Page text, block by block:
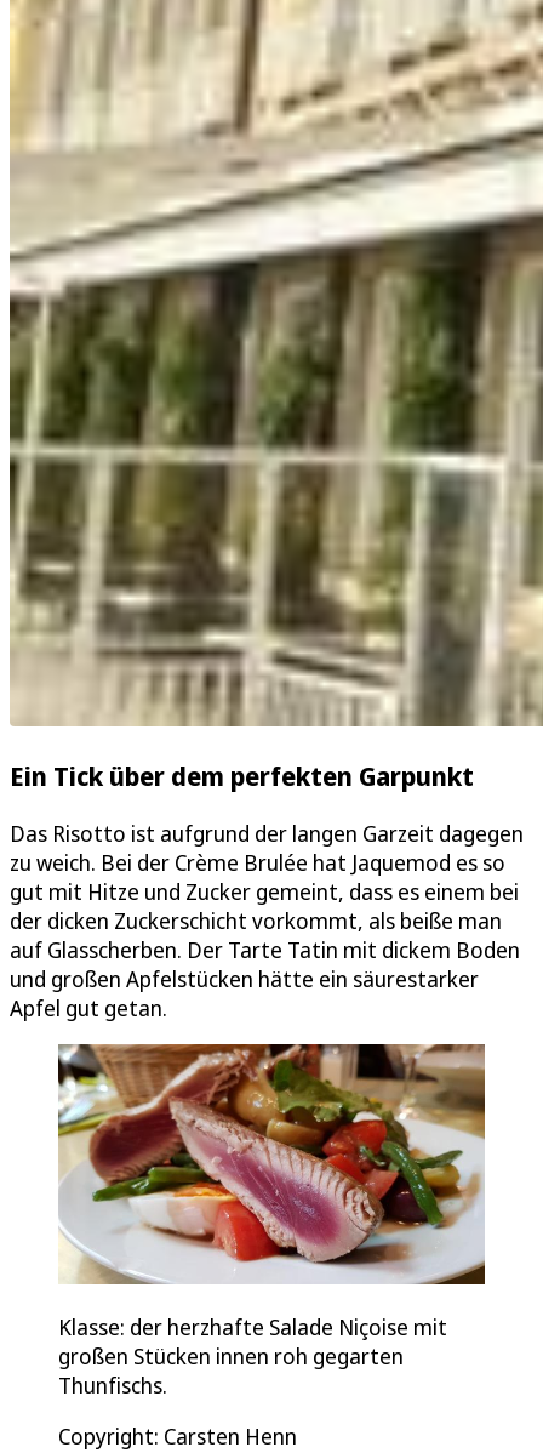
Ein Tick über dem perfekten Garpunkt
Das Risotto ist aufgrund der langen Garzeit dagegen
zu weich. Bei der Crème Brulée hat Jaquemod es so
gut mit Hitze und Zucker gemeint, dass es einem bei
der dicken Zuckerschicht vorkommt, als beiße man
auf Glasscherben. Der Tarte Tatin mit dickem Boden
und großen Apfelstücken hätte ein säurestarker
Apfel gut getan.
Klasse: der herzhafte Salade Niçoise mit
großen Stücken innen roh gegarten
Thunfischs.
Copyright: Carsten Henn